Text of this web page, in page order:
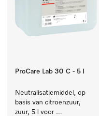
ProCare Lab 30 C - 5 l
Neutralisatiemiddel, op
basis van citroenzuur,
zuur, 5 l voor